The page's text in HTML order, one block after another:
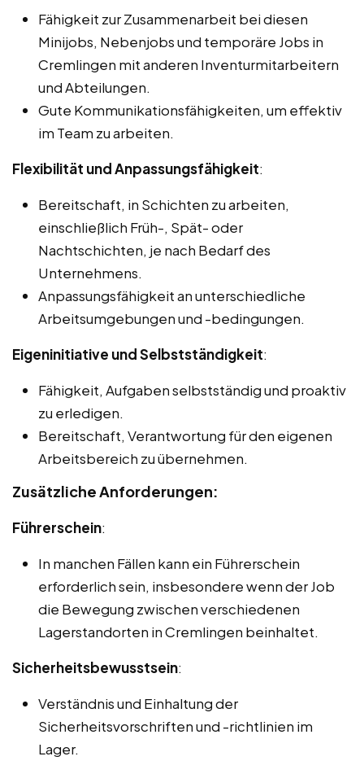
Fähigkeit zur Zusammenarbeit bei diesen
Minijobs, Nebenjobs und temporäre Jobs in
Cremlingen mit anderen Inventurmitarbeitern
und Abteilungen.
Gute Kommunikationsfähigkeiten, um effektiv
im Team zu arbeiten.
Flexibilität und Anpassungsfähigkeit:
Bereitschaft, in Schichten zu arbeiten,
einschließlich Früh-, Spät- oder
Nachtschichten, je nach Bedarf des
Unternehmens.
Anpassungsfähigkeit an unterschiedliche
Arbeitsumgebungen und -bedingungen.
Eigeninitiative und Selbstständigkeit:
Fähigkeit, Aufgaben selbstständig und proaktiv
zu erledigen.
Bereitschaft, Verantwortung für den eigenen
Arbeitsbereich zu übernehmen.
Zusätzliche Anforderungen:
Führerschein:
In manchen Fällen kann ein Führerschein
erforderlich sein, insbesondere wenn der Job
die Bewegung zwischen verschiedenen
Lagerstandorten in Cremlingen beinhaltet.
Sicherheitsbewusstsein:
Verständnis und Einhaltung der
Sicherheitsvorschriften und -richtlinien im
Lager.